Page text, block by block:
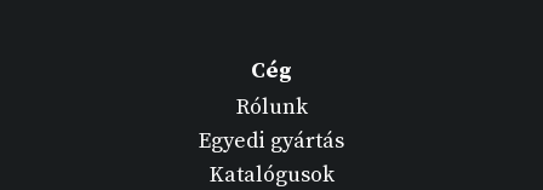
Cég
Rólunk
Egyedi gyártás
Katalógusok